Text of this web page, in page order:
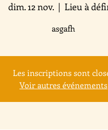
dim. 12 nov.
  |
Lieu à
asgafh
Les inscriptions sont
Voir autres événements